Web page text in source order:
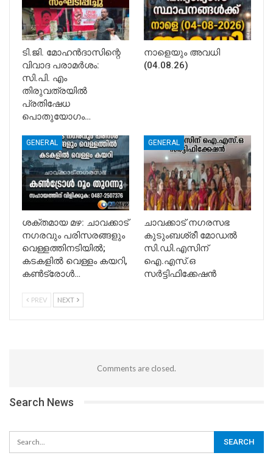
ടി.ജി. മോഹൻദാസിന്റെ
വിവാദ പരാമർശം:
സി.പി. എം
തിരുവത്രയിൽ
പ്രതിഷേധ
പൊതുയോഗം…
നാളെയും അവധി
(04.08.26)
GENERAL
ശക്തമായ മഴ: ചാവക്കാട്
നഗരവും പരിസരങ്ങളും
വെള്ളത്തിനടിയിൽ;
കടകളിൽ വെള്ളം കയറി,
കൺട്രോൾ…
GENERAL
ചാവക്കാട് നഗരസഭ
കുടുംബശ്രീ മോഡൽ
സി.ഡി.എസിന്
ഐ.എസ്.ഒ
സർട്ടിഫിക്കേഷൻ
PREV NEXT
Comments are closed.
Search News